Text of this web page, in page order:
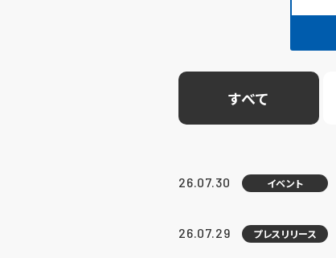
すべて
26.07.30 イベント
26.07.29 プレスリリース